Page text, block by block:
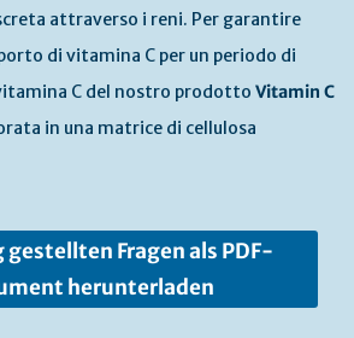
attraverso i reni. Per garantire
di vitamina C per un periodo di
C del nostro prodotto Vitamin C
in una matrice di cellulosa
Fragen als PDF-
herunterladen